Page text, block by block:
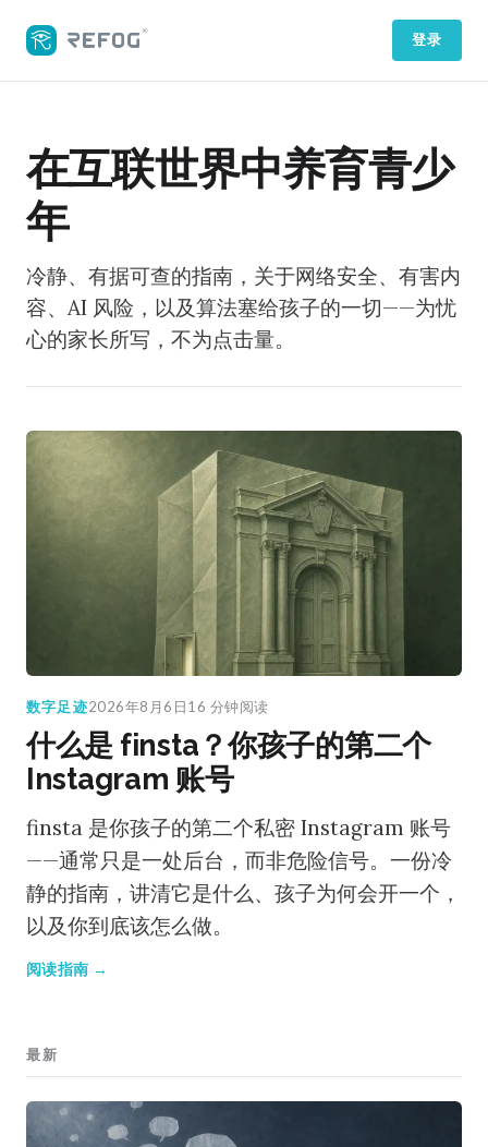
登录
在互联世界中养育青少
年
冷静、有据可查的指南，关于网络安全、有害内
容、AI 风险，以及算法塞给孩子的一切——为忧
心的家长所写，不为点击量。
数字足迹2026年8月6日16 分钟阅读
什么是 finsta？你孩子的第二个
Instagram 账号
finsta 是你孩子的第二个私密 Instagram 账号
——通常只是一处后台，而非危险信号。一份冷
静的指南，讲清它是什么、孩子为何会开一个，
以及你到底该怎么做。
阅读指南 →
最新